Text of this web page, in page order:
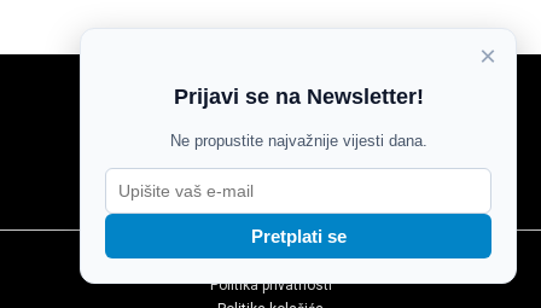
NOVOSTI
MOZAIK
MAGAZIN
KOLUMNE
Marketing
Politika privatnosti
×
Prijavi se na Newsletter!
Ne propustite najvažnije vijesti dana.
Pretplati se